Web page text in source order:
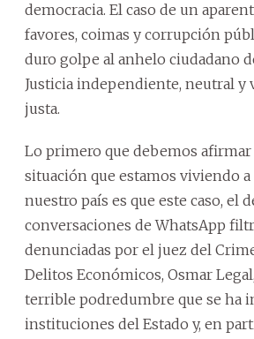
democracia. El caso de un
favores, coimas y corrupción
duro golpe al anhelo ciudadano
Justicia independiente, neutral y
justa.
Lo primero que debemos afirmar
situación que estamos viviendo
nuestro país es que este caso, el
conversaciones de WhatsApp
denunciadas por el juez del
Delitos Económicos, Osmar
terrible podredumbre que se ha
instituciones del Estado y, en